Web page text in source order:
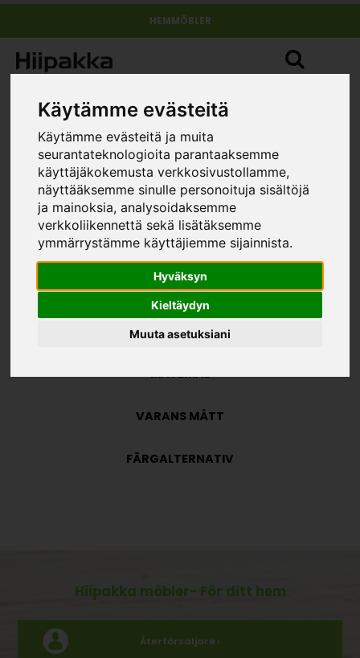
Käytämme evästeitä
Käytämme evästeitä ja muita
seurantateknologioita parantaaksemme
käyttäjäkokemusta verkkosivustollamme,
näyttääksemme sinulle personoituja sisältöjä
ja mainoksia, analysoidaksemme
verkkoliikennettä sekä lisätäksemme
ymmärrystämme käyttäjiemme sijainnista.
Hyväksyn
Kieltäydyn
Muuta asetuksiani
HEMMÖBLER
Garderob klädstång (till vänster)
Kodin kalusteet»Huonekalumallistot»Stina » Garderob
klädstång (till vänster)
STORLEK
MATERIAL
VARANS MÅTT
FÄRGALTERNATIV
Hiipakka möbler- För ditt hem
Återförsäljare ›